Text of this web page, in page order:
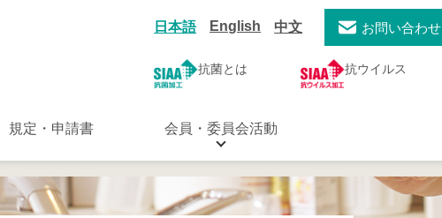
日本語 English 中文 お問い合わせ
抗菌とは 抗ウイルス
規定・申請書 会員・委員会活動